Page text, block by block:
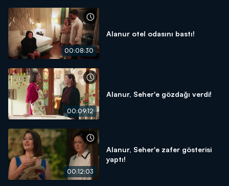
00:08:30
Alanur otel odasını bastı!
00:09:12
Alanur, Seher'e gözdağı verdi!
00:12:03
Alanur, Seher'e zafer gösterisi
yaptı!